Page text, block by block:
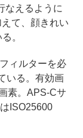
なえるように
て、顔きれい
。
ィルターを必
いる。有効画
素。APS-Cサ
ISO25600